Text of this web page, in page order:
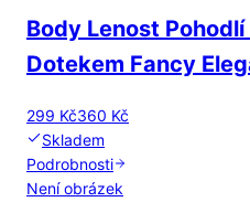
Body Lenost Pohodlí
Dotekem Fancy
299 Kč360 Kč
Skladem
Podrobnosti
Není obrázek